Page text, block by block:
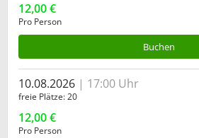
12,00 €
Pro Person
Buchen
10.08.2026 17:00 Uhr
freie Plätze 20
12,00 €
Pro Person